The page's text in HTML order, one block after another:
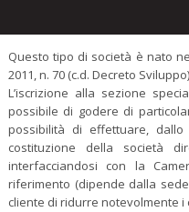
Questo tipo di società è nato
2011, n. 70 (c.d. Decreto
L’iscrizione alla sezione
possibile di godere di
possibilità di effettuare,
costituzione della società
interfacciandosi con la
riferimento (dipende dalla
cliente di ridurre notevolmente i